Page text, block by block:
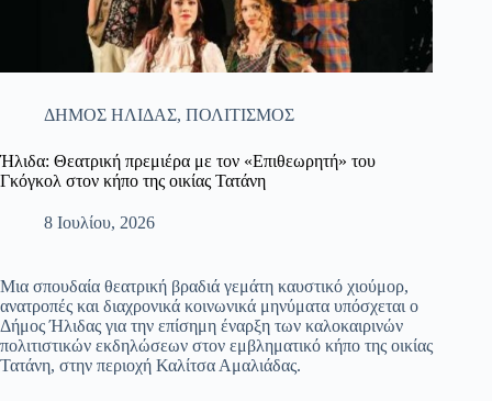
ΔΗΜΟΣ ΗΛΙΔΑΣ, ΠΟΛΙΤΙΣΜΟΣ
Ήλιδα: Θεατρική πρεμιέρα με τον «Επιθεωρητή» του
Γκόγκολ στον κήπο της οικίας Τατάνη
8 Ιουλίου, 2026
Μια σπουδαία θεατρική βραδιά γεμάτη καυστικό χιούμορ,
ανατροπές και διαχρονικά κοινωνικά μηνύματα υπόσχεται ο
Δήμος Ήλιδας για την επίσημη έναρξη των καλοκαιρινών
πολιτιστικών εκδηλώσεων στον εμβληματικό κήπο της οικίας
Τατάνη, στην περιοχή Καλίτσα Αμαλιάδας.